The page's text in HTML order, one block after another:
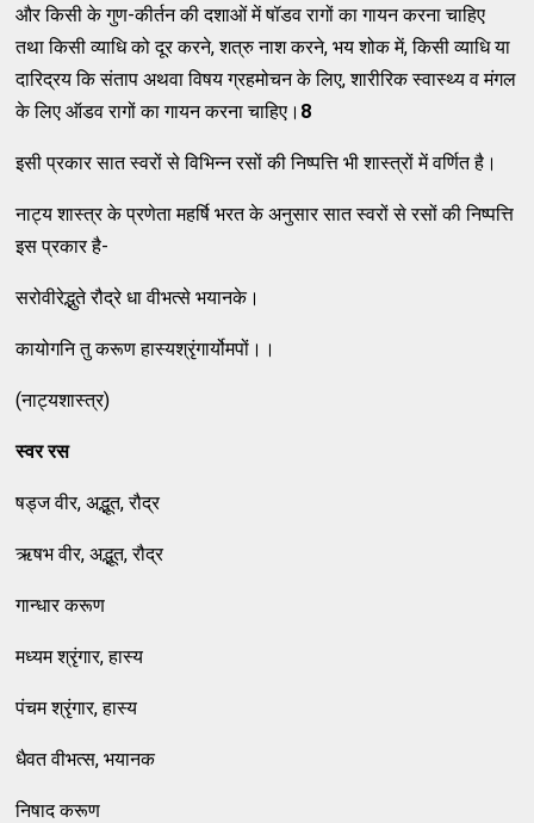
और किसी के गुण-कीर्तन की दशाओं में षॉडव रागों का गायन करना चाहिए
तथा किसी व्याधि को दूर करने, शत्रु नाश करने, भय शोक में, किसी व्याधि या
दारिद्रय कि संताप अथवा विषय ग्रहमोचन के लिए, शारीरिक स्वास्थ्य व मंगल
के लिए ऑडव रागों का गायन करना चाहिए। 8
इसी प्रकार सात स्वरों से विभिन्न रसों की निष्पत्ति भी शास्त्रों में वर्णित है।
नाट्य शास्त्र के प्रणेता महर्षि भरत के अनुसार सात स्वरों से रसों की निष्पत्ति
इस प्रकार है-
सरोवीरेद्भुते रौद्रे धा वीभत्से भयानके।
कायोगनि तु करूण हास्यश्रृंगार्योमपों।।
(नाट्यशास्त्र)
स्वर रस
षड्ज वीर, अद्भूत, रौद्र
ऋषभ वीर, अद्भूत, रौद्र
गान्धार करूण
मध्यम श्रृंगार, हास्य
पंचम श्रृंगार, हास्य
धैवत वीभत्स, भयानक
निषाद करूण